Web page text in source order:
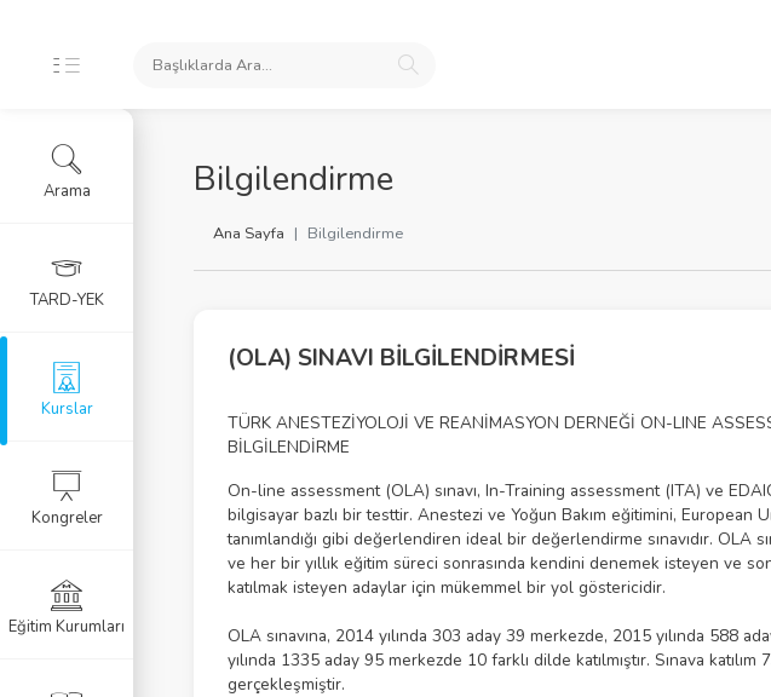
Bilgilendirme
Ana Sayfa Bilgilendirme
(OLA) SINAVI BİLGİLENDİRMESİ
TÜRK ANESTEZİYOLOJİ VE REANİMASYON DERNEĞİ ON-LINE
BİLGİLENDİRME
On-line assessment (OLA) sınavı, In-Training assessment (ITA) ve
bilgisayar bazlı bir testtir. Anestezi ve Yoğun Bakım eğitimini, European
tanımlandığı gibi değerlendiren ideal bir değerlendirme sınavıdır. OLA
ve her bir yıllık eğitim süreci sonrasında kendini denemek isteyen ve
katılmak isteyen adaylar için mükemmel bir yol göstericidir.
OLA sınavına, 2014 yılında 303 aday 39 merkezde, 2015 yılında 588
yılında 1335 aday 95 merkezde 10 farklı dilde katılmıştır. Sınava
gerçekleşmiştir.
Arama
TARD-YEK
Kurslar
Kongreler
Eğitim Kurumları
Kursu